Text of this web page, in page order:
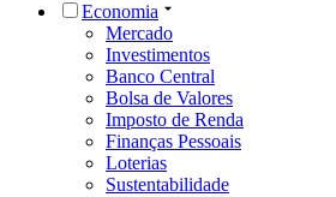
Economia
Mercado
Investimentos
Banco Central
Bolsa de Valores
Imposto de Renda
Finanças Pessoais
Loterias
Sustentabilidade